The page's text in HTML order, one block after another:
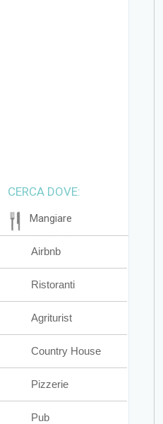
CERCA DOVE:
Mangiare
Airbnb
Ristoranti
Agriturist
Country House
Pizzerie
Pub